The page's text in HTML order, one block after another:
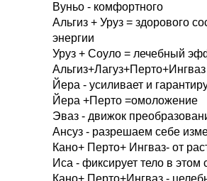
Вуньо - комфортного
Альгиз + Уруз = здорового
энергии
Уруз + Соуло = лечебный
Йера - усиливает и
Йера +Перто =омоложение
Эваз - движок
Ансуз - разрешаем себе
Кано+ Перто+ Ингваз- от
Иса - фиксирует тело в этом